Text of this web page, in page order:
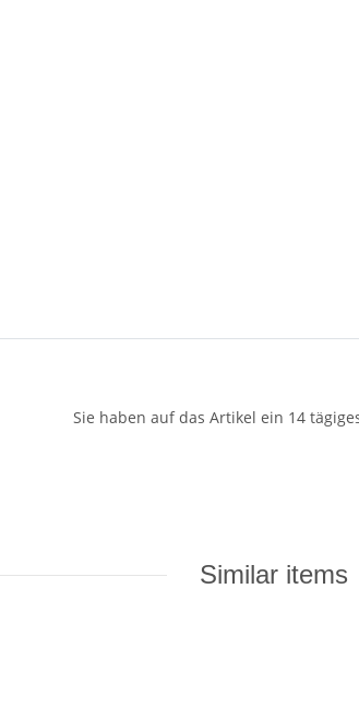
Sie haben auf das Artikel ein 14
Similar items